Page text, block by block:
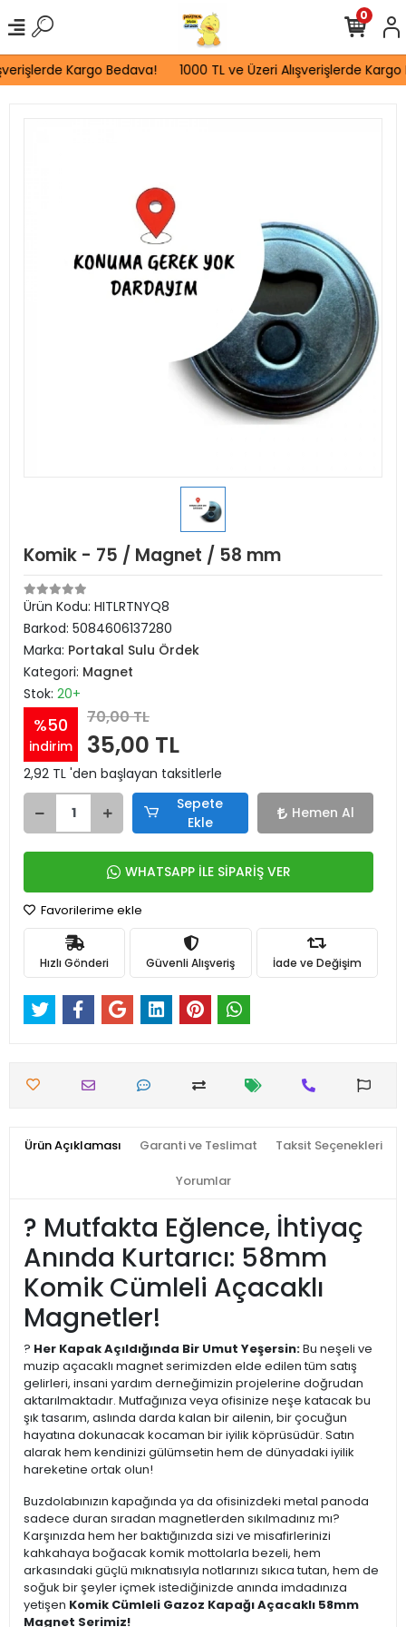
Kargo Bedava! 1000 TL ve Üzeri Alışverişlerde Kargo
0
Komik - 75 / Magnet / 58 mm
Ürün Kodu: HITLRTNYQ8
Barkod: 5084606137280
Marka: Portakal Sulu Ördek
Kategori: Magnet
Stok: 20+
%50
indirim
70,00 TL
35,00 TL
2,92 TL 'den başlayan taksitlerle
Sepete
Ekle
Hemen Al
WHATSAPP İLE SİPARİŞ VER
Favorilerime ekle
Hızlı Gönderi Güvenli Alışveriş İade ve Değişim
Ürün Açıklaması Garanti ve Teslimat Taksit Seçenekleri
Yorumlar
? Mutfakta Eğlence, İhtiyaç
Anında Kurtarıcı: 58mm
Komik Cümleli Açacaklı
Magnetler!
? Her Kapak Açıldığında Bir Umut Yeşersin:Bu neşeli ve
muzip açacaklı magnet serimizden elde edilen tüm satış
gelirleri, insani yardım derneğimizin projelerine doğrudan
aktarılmaktadır. Mutfağınıza veya ofisinize neşe katacak bu
şık tasarım, aslında darda kalan bir ailenin, bir çocuğun
hayatına dokunacak kocaman bir iyilik köprüsüdür. Satın
alarak hem kendinizi gülümsetin hem de dünyadaki iyilik
hareketine ortak olun!
Buzdolabınızın kapağında ya da ofisinizdeki metal panoda
sadece duran sıradan magnetlerden sıkılmadınız mı?
Karşınızda hem her baktığınızda sizi ve misafirlerinizi
kahkahaya boğacak komik mottolarla bezeli, hem
arkasındaki güçlü mıknatısıyla notlarınızı sıkıca tutan, hem de
soğuk bir şeyler içmek istediğinizde anında imdadınıza
yetişen Komik Cümleli Gazoz Kapağı Açacaklı 58mm
Magnet Serimiz!